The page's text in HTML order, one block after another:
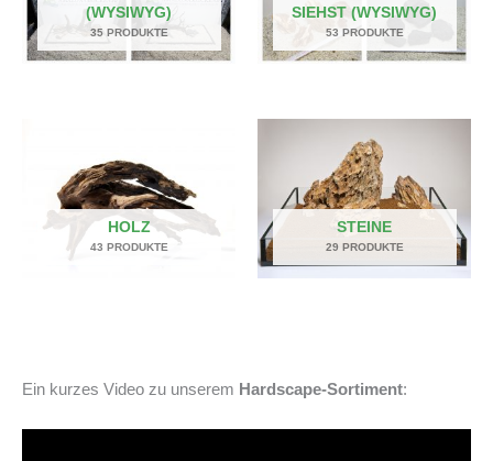
(WYSIWYG)
35 PRODUKTE
SIEHST (WYSIWYG)
53 PRODUKTE
HOLZ
43 PRODUKTE
STEINE
29 PRODUKTE
Ein kurzes Video zu unserem Hardscape-Sortiment: